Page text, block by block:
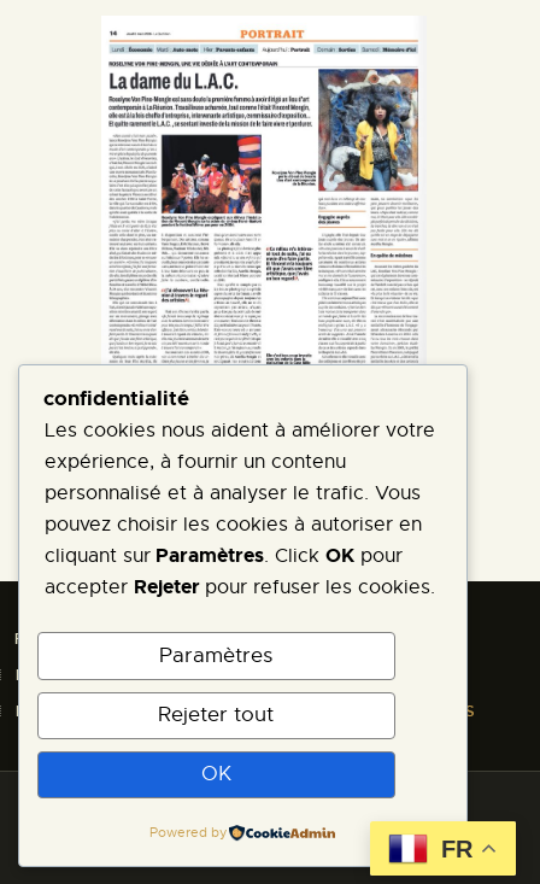
PROLOGUE
LIEUX ET OEUVRES
PASSERELLE AVEC L’ÉCOLE
FILMOGRAPHIE
HISTORIQUE
CONTACT ÉVÈNEMENTS RÉCENTS
Copyright © 2026 by ThemeRex. All
FR
confidentialité
Les cookies nous aident à améliorer votre
expérience, à fournir un contenu
personnalisé et à analyser le trafic. Vous
pouvez choisir les cookies à autoriser en
cliquant sur Paramètres. Click OK pour
accepter Rejeter pour refuser les cookies.
Paramètres
Rejeter tout
OK
Powered by